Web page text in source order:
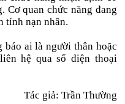
Cơ quan chức năng đang
tính nạn nhân.
báo ai là người thân hoặc
hệ qua số điện thoại
Tác giả: Trần Thường